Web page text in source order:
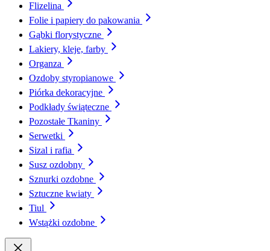
Flizelina
Folie i papiery do pakowania
Gąbki florystyczne
Lakiery, kleje, farby
Organza
Ozdoby styropianowe
Piórka dekoracyjne
Podkłady świąteczne
Pozostałe Tkaniny
Serwetki
Sizal i rafia
Susz ozdobny
Sznurki ozdobne
Sztuczne kwiaty
Tiul
Wstążki ozdobne